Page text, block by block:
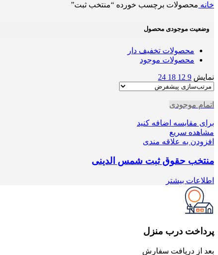
خانه محصولات برچسب خورده “منتخب ثبت”
وضعیت موجودی محصول
محصولات تخفیف دار
محصولات موجود
نمایش 9
12
18
24
اتمام موجودی
برای مقایسه اضافه کنید
مشاهده سریع
افزودن به علاقه مندی
منتخب حقوق ثبت شمس الدینی
اطلاعات بیشتر
پرداخت درب منزل
بعد از دریافت سفارش